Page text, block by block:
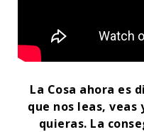
La Cosa ahora es
que nos leas, veas
quieras. La